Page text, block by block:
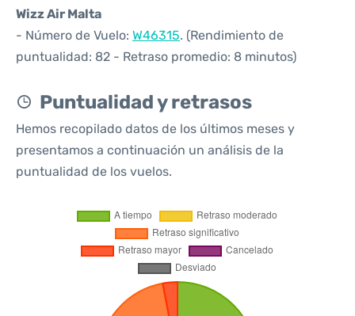
Wizz Air Malta
- Número de Vuelo: W46315. (Rendimiento de
puntualidad: 82 - Retraso promedio: 8 minutos)
Puntualidad y retrasos
Hemos recopilado datos de los últimos meses y
presentamos a continuación un análisis de la
puntualidad de los vuelos.